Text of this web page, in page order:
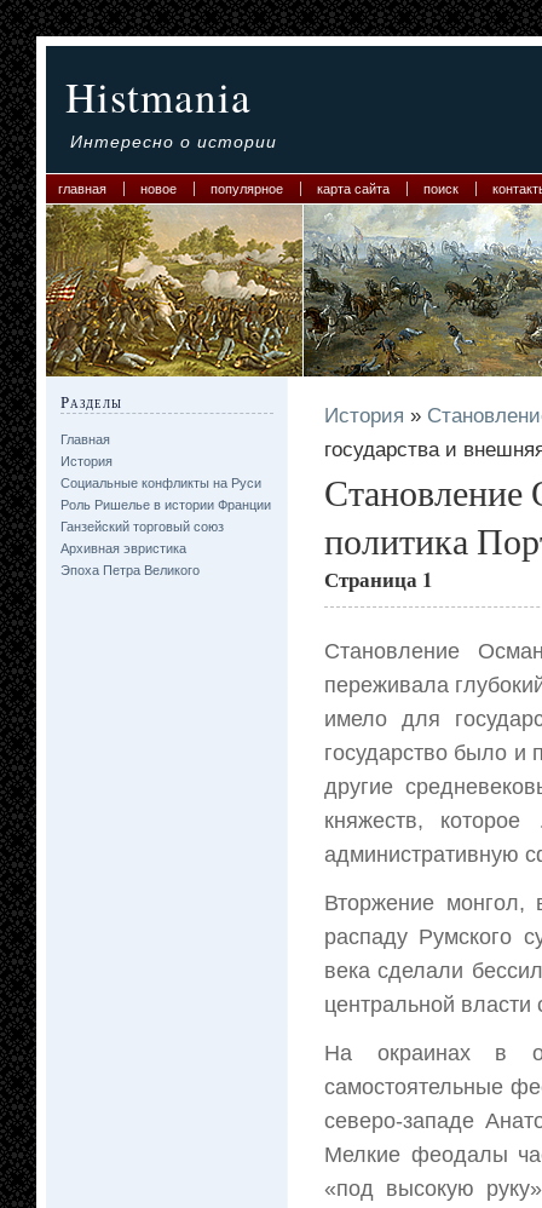
Histmania
Интересно о истории
главная новое популярное карта сайта поиск
Разделы
Главная
История
Социальные конфликты на Руси
Роль Ришелье в истории Франции
Ганзейский торговый союз
Архивная эвристика
Эпоха Петра Великого
История »
государства и
Становление
политика
Страница 1
Становление
переживала
имело для
государство было и
другие
княжеств,
административную
Вторжение монгол,
распаду Румского
века сделали
центральной
На окраинах в
самостоятельные
северо-западе
Мелкие феодалы
«под высокую